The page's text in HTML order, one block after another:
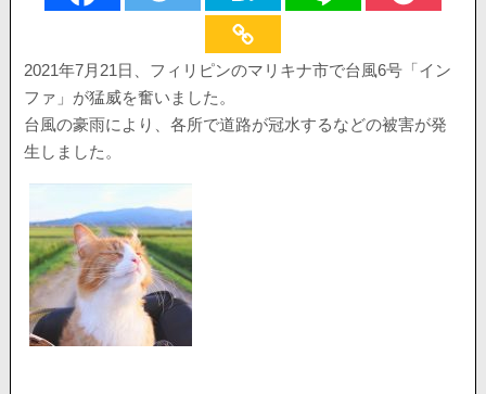
2021年7月21日、フィリピンのマリキナ市で台風6号「イン
ファ」が猛威を奮いました。
台風の豪雨により、各所で道路が冠水するなどの被害が発
生しました。